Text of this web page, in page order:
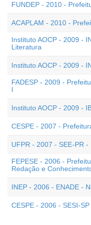
FUNDEP - 2010 -
ACAPLAM - 2010 -
Instituto AOCP - 2009 -
Literatura
Instituto AOCP - 2009 -
FADESP - 2009 -
I
Instituto AOCP - 2009 -
CESPE - 2007 -
UFPR - 2007 - SEE-PR
FEPESE - 2006 -
Redação e
INEP - 2006 - ENADE -
CESPE - 2006 - SESI-